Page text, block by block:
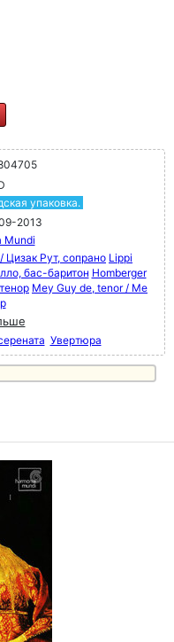
упаковка.
2013
Mundi
Цизак Рут, сопрано Lippi
бас-баритон Homberger
Mey Guy de, tenor / Ме
Увертюра